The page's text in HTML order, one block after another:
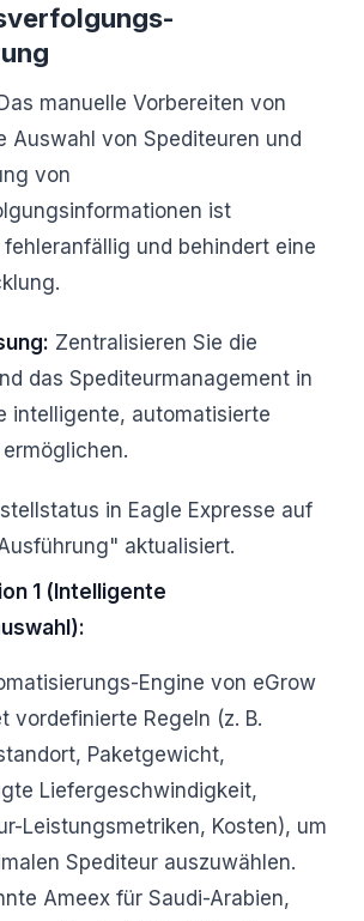
Das manuelle Vorbereiten von
Auswahl von Spediteuren und
von
ist
und behindert eine
Zentralisieren Sie die
das Spediteurmanagement in
intelligente, automatisierte
in Eagle Expresse auf
aktualisiert.
1 (Intelligente
Engine von eGrow
vordefinierte Regeln (z. B.
Paketgewicht,
Liefergeschwindigkeit,
Leistungsmetriken, Kosten), um
Spediteur auszuwählen.
Ameex für Saudi-Arabien,